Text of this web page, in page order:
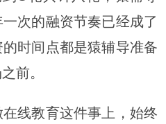
次的融资节奏已经成了
时间点都是猿辅导准备
前。
线教育这件事上，始终